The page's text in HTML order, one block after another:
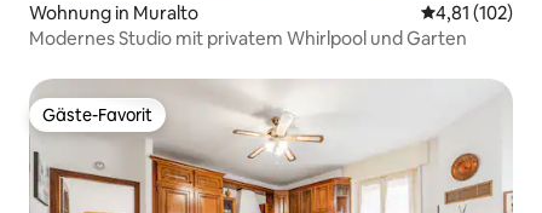
Wohnung in Muralto
4,81 (102)
Modernes Studio mit privatem Whirlpool und Garten
Gäste-Favorit
Gäste-Favorit